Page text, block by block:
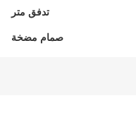
تدفق متر
صمام مضخة